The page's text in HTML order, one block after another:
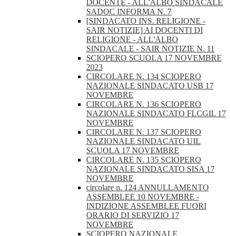
DOCENTE - ALL'ALBO SINDACALE
SADOC INFORMA N. 7
[SINDACATO INS. RELIGIONE -
SAIR NOTIZIE] AI DOCENTI DI
RELIGIONE - ALL'ALBO
SINDACALE - SAIR NOTIZIE N. 11
SCIOPERO SCUOLA 17 NOVEMBRE
2023
CIRCOLARE N. 134 SCIOPERO
NAZIONALE SINDACATO USB 17
NOVEMBRE
CIRCOLARE N. 136 SCIOPERO
NAZIONALE SINDACATO FLCGIL 17
NOVEMBRE
CIRCOLARE N. 137 SCIOPERO
NAZIONALE SINDACATO UIL
SCUOLA 17 NOVEMBRE
CIRCOLARE N. 135 SCIOPERO
NAZIONALE SINDACATO SISA 17
NOVEMBRE
circolare n. 124 ANNULLAMENTO
ASSEMBLEE 10 NOVEMBRE -
INDIZIONE ASSEMBLEE FUORI
ORARIO DI SERVIZIO 17
NOVEMBRE
SCIOPERO NAZIONALE